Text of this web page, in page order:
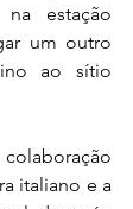
na estação
um outro
ao sítio
italiano e a